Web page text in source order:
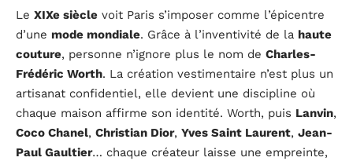
Le XIXe siècle voit Paris s’imposer comme l’épicentre
d’une mode mondiale. Grâce à l’inventivité de la haute
couture, personne n’ignore plus le nom de Charles-
Frédéric Worth. La création vestimentaire n’est plus un
artisanat confidentiel, elle devient une discipline où
chaque maison affirme son identité. Worth, puis Lanvin,
Coco Chanel, Christian Dior, Yves Saint Laurent, Jean-
Paul Gaultier… chaque créateur laisse une empreinte,